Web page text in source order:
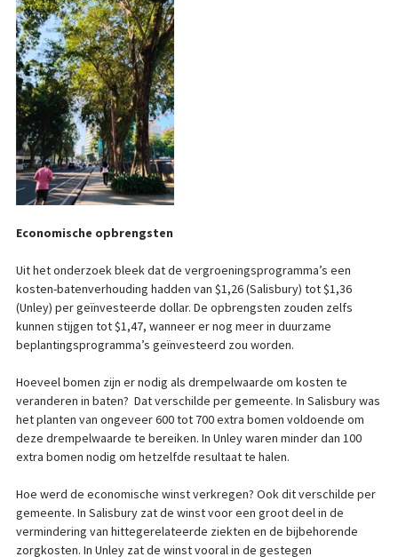
Economische opbrengsten
Uit het onderzoek bleek dat de vergroeningsprogramma’s een
kosten-batenverhouding hadden van $1,26 (Salisbury) tot $1,36
(Unley) per geïnvesteerde dollar. De opbrengsten zouden zelfs
kunnen stijgen tot $1,47, wanneer er nog meer in duurzame
beplantingsprogramma’s geïnvesteerd zou worden.
Hoeveel bomen zijn er nodig als drempelwaarde om kosten te
veranderen in baten? Dat verschilde per gemeente. In Salisbury was
het planten van ongeveer 600 tot 700 extra bomen voldoende om
deze drempelwaarde te bereiken. In Unley waren minder dan 100
extra bomen nodig om hetzelfde resultaat te halen.
Hoe werd de economische winst verkregen? Ook dit verschilde per
gemeente. In Salisbury zat de winst voor een groot deel in de
vermindering van hittegerelateerde ziekten en de bijbehorende
zorgkosten. In Unley zat de winst vooral in de gestegen